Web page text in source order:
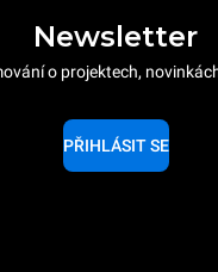
Newsletter
o projektech,
PŘIHLÁSIT SE